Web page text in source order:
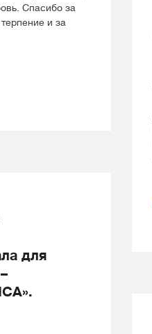
Спасибо за
и за
для